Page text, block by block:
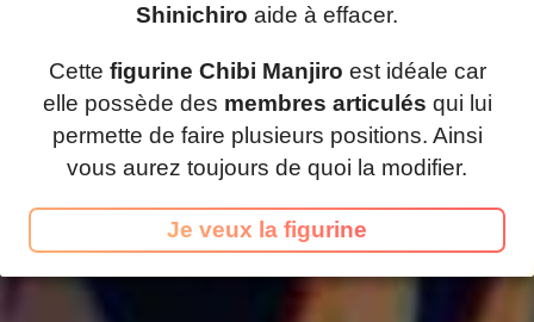
Shinichiro aide à effacer.
Cette figurine Chibi Manjiro est idéale car
elle possède des membres articulés qui lui
permette de faire plusieurs positions. Ainsi
vous aurez toujours de quoi la modifier.
Je veux la figurine